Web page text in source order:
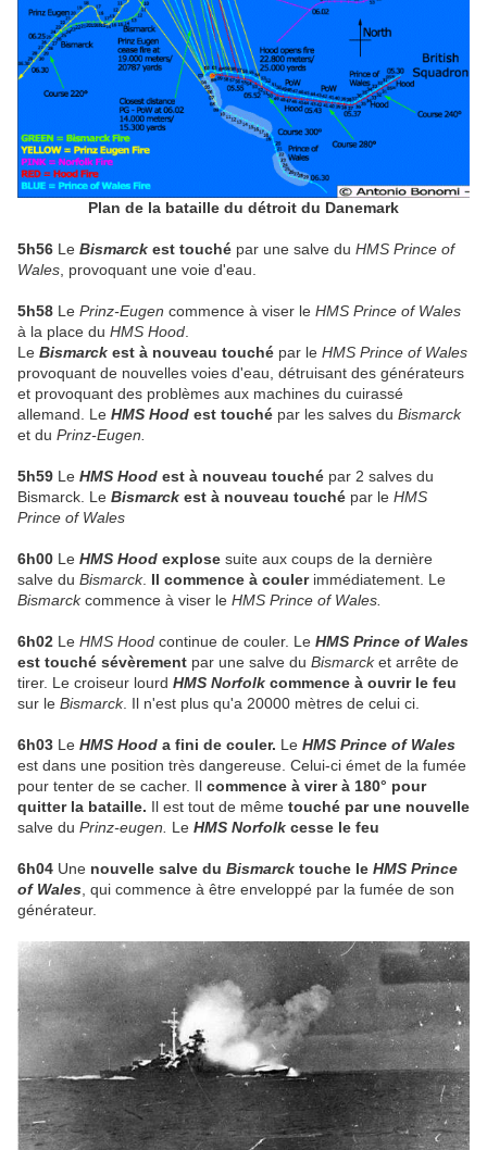
Plan de la bataille du détroit du Danemark
5h56 Le Bismarck est touché par une salve du HMS Prince of
Wales , provoquant une voie d'eau.
5h58 Le Prinz-Eugen commence à viser le HMS Prince of Wales
à la place du HMS Hood
Le Bismarck est à nouveau touché par le HMS Prince of Wales
provoquant de nouvelles voies d'eau, détruisant des générateurs
et provoquant des problèmes aux machines du cuirassé
allemand. Le HMS Hood est touché par les salves du Bismarck
et du Prinz-Eugen.
5h59 Le HMS Hood est à nouveau touché par 2 salves du
Bismarck. Le Bismarck est à nouveau touché par le HMS
Prince of Wales
6h00 Le HMS Hood explose suite aux coups de la dernière
salve du Bismarck. Il commence à coulerimmédiatement. Le
Bismarckcommence à viser le HMS Prince of Wales.
6h02 Le HMS Hood continue de couler. Le HMS Prince of Wales
est touché sévèrement par une salve du Bismarcket arrête de
tirer. Le croiseur lourd HMS Norfolk commence à ouvrir le feu
sur le Bismarck. Il n'est plus qu'a 20000 mètres de celui ci.
6h03 Le HMS Hood a fini de couler. Le HMS Prince of Wales
est dans une position très dangereuse. Celui-ci émet de la fumée
pour tenter de se cacher. Il commence à virer à 180° pour
quitter la bataille. Il est tout de même touché par une nouvelle
salve du Prinz-eugen. Le HMS Norfolk cesse le feu
6h04 Une nouvelle salve du Bismarck touche le HMS Prince
of Wales , qui commence à être enveloppé par la fumée de son
générateur.